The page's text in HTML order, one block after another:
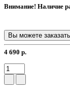
Внимание! Наличие
Вы можете
4 690 р.